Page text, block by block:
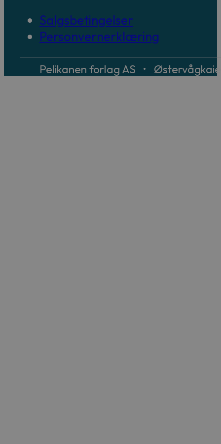
Salgsbetingelser
Personvernerklæring
Pelikanen forlag AS •